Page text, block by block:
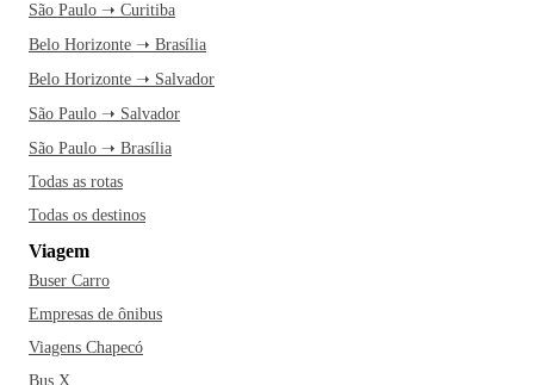
São Paulo ➝ Curitiba
Belo Horizonte ➝ Brasília
Belo Horizonte ➝ Salvador
São Paulo ➝ Salvador
São Paulo ➝ Brasília
Todas as rotas
Todas os destinos
Viagem
Buser Carro
Empresas de ônibus
Viagens Chapecó
Bus X